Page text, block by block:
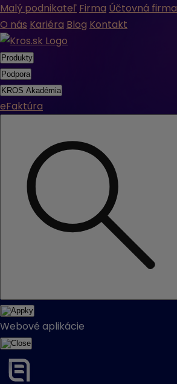
Malý podnikateľ Firma Účtovná firma
O nás Kariéra Blog Kontakt
Produkty
Podpora
KROS Akadémia
eFaktúra
Webové aplikácie